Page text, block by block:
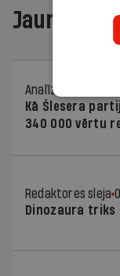
Jaunākajā
Analīze
Kā Šlesera
340 000 vērtu
Redaktores sleja
Dinozaura triks